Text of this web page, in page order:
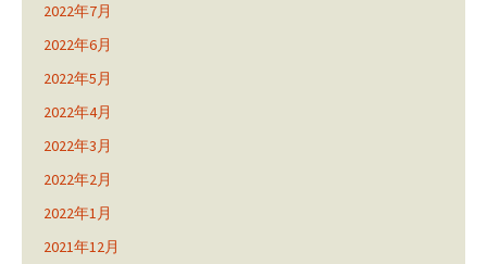
2022年7月
2022年6月
2022年5月
2022年4月
2022年3月
2022年2月
2022年1月
2021年12月